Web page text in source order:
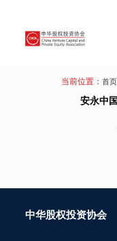
当前位置： 首页
安永中
中华股权投资协会